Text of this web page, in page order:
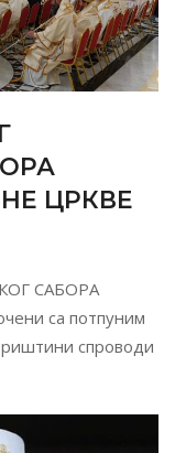
ЦРКВЕ
САБОРА
са потпуним
спроводи